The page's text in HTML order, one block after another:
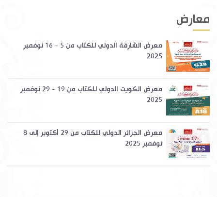
معارض
معرض الشارقة الدولي للكتاب من 5 - 16 نوفمبر
2025
معرض الكويت الدولي للكتاب من 19 - 29 نوفمبر
2025
معرض الجزائر الدولي للكتاب من 29 أكتوبر إلى 8
نوفمبر 2025